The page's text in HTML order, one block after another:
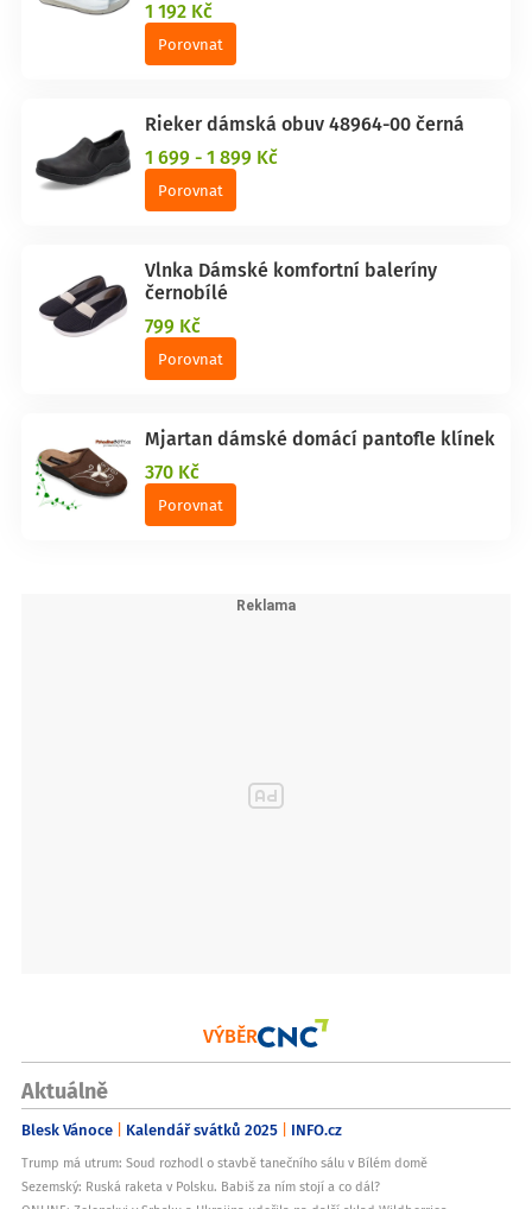
1 192 Kč
Porovnat
Rieker dámská obuv 48964-00 černá
1 699 - 1 899 Kč
Porovnat
Vlnka Dámské komfortní baleríny
černobílé
799 Kč
Porovnat
Mjartan dámské domácí pantofle klínek
370 Kč
Porovnat
VÝBĚR
Aktuálně
Blesk Vánoce Kalendář svátků 2025 INFO.cz
Trump má utrum: Soud rozhodl o stavbě tanečního sálu v Bílém domě
Sezemský: Ruská raketa v Polsku. Babiš za ním stojí a co dál?